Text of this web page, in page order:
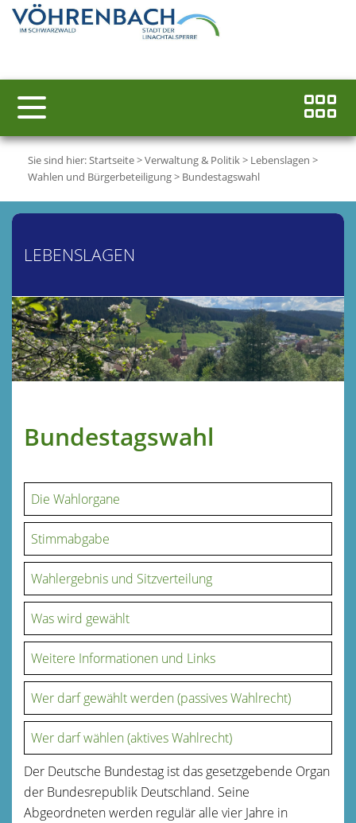
Sie sind hier:Startseite>Verwaltung & Politik> Lebenslagen >
Wahlen und Bürgerbeteiligung> Bundestagswahl
LEBENSLAGEN
Bundestagswahl
Die Wahlorgane
Stimmabgabe
Wahlergebnis und Sitzverteilung
Was wird gewählt
Weitere Informationen und Links
Wer darf gewählt werden (passives Wahlrecht)
Wer darf wählen (aktives Wahlrecht)
Der Deutsche Bundestag ist das gesetzgebende Organ
der Bundesrepublik Deutschland. Seine
Abgeordneten werden regulär alle vier Jahre in